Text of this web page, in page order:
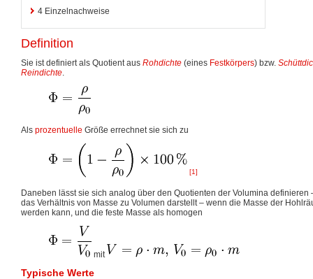
4 Einzelnachweise
Definition
Sie ist definiert als Quotient aus Rohdichte (eines Festkörpers) bzw.
Reindichte.
Als prozentuelle Größe errechnet sie sich zu
[1]
Daneben lässt sie sich analog über den Quotienten der Volumina definieren
das Verhältnis von Masse zu Volumen darstellt – wenn die Masse der
werden kann, und die feste Masse als homogen
mit
Typische Werte